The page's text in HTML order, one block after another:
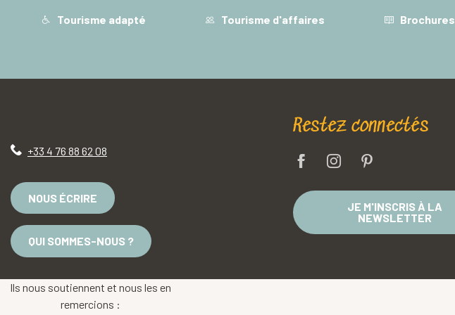
Tourisme adapté Tourisme d'affaires Brochures
+33 4 76 88 62 08
NOUS ÉCRIRE
QUI SOMMES-NOUS ?
Restez connectés
JE M'INSCRIS À LA
NEWSLETTER
Ils nous soutiennent et nous les en
remercions :